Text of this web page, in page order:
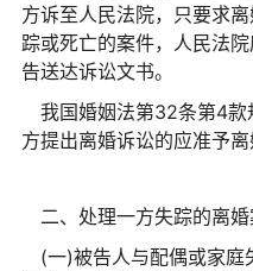
方诉至人民法院，只要求
踪或死亡的案件，人民法
告送达诉讼文书。
我国婚姻法第32条第4款
方提出离婚诉讼的应准予离
二、处理一方失踪的离
(一)被告人与配偶或家